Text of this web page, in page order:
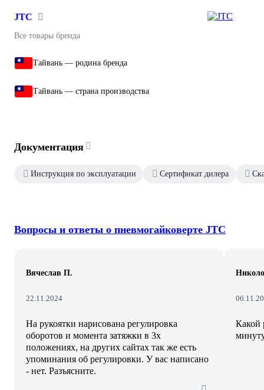
JTC
Все товары бренда
Тайвань — родина бренда
Тайвань — страна производства
Документация
Инструкция по эксплуатации Сертификат дилера
Вопросы и ответы о пневмогайковерте JTC
Вячеслав П.
22.11.2024
На рукоятки нарисована регулировка
оборотов и момента затяжки в 3х
положениях, на других сайтах так же есть
упоминания об регулировки. У вас написано
- нет. Разъясните.
Какой